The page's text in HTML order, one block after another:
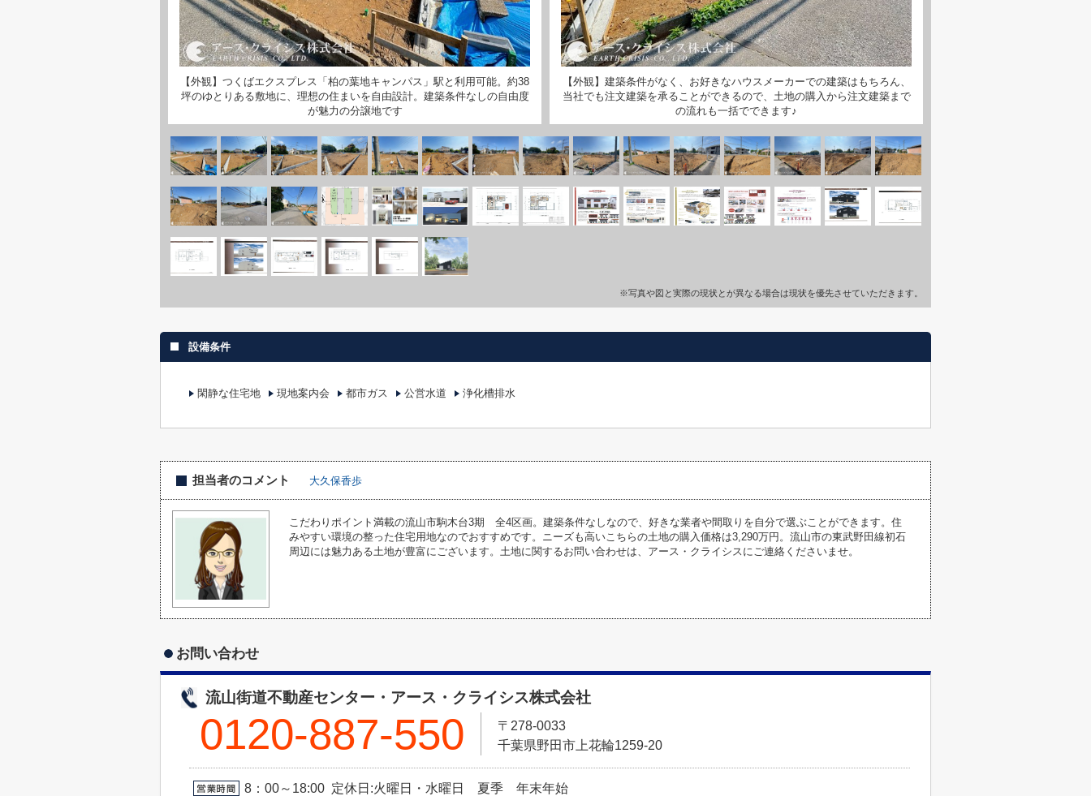
【外観】つくばエクスプレス「柏の葉地キャンパス」駅と利用可能。約38
坪のゆとりある敷地に、理想の住まいを自由設計。建築条件なしの自由度
が魅力の分譲地です
【外観】建築条件がなく、お好きなハウスメーカーでの建築はもちろん、
当社でも注文建築を承ることができるので、土地の購入から注文建築まで
の流れも一括でできます♪
※写真や図と実際の現状とが異なる場合は現状を優先させていただきます。
設備条件
閑静な住宅地 現地案内会 都市ガス 公営水道 浄化槽排水
担当者のコメント 大久保香歩
こだわりポイント満載の流山市駒木台3期 全4区画。建築条件なしなので、好きな業者や間取りを自分で選ぶことができます。住
みやすい環境の整った住宅用地なのでおすすめです。ニーズも高いこちらの土地の購入価格は3,290万円。流山市の東武野田線初石
周辺には魅力ある土地が豊富にございます。土地に関するお問い合わせは、アース・クライシスにご連絡くださいませ。
お問い合わせ
流山街道不動産センター・アース・クライシス株式会社
0120-887-550
〒278-0033
千葉県野田市上花輪1259-20
8：00～18:00 定休日:火曜日・水曜日 夏季 年末年始